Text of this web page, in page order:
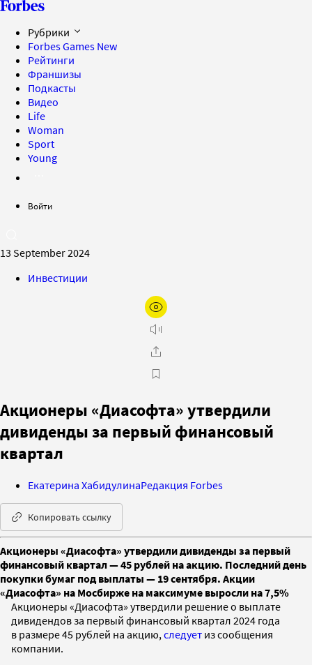
Рубрики
Forbes Games New
Рейтинги
Франшизы
Подкасты
Видео
Life
Woman
Sport
Young
Войти
13 September 2024
Инвестиции
Акционеры «Диасофта» утвердили
дивиденды за первый финансовый
квартал
Екатерина ХабидулинаРедакция Forbes
Копировать ссылку
Акционеры «Диасофта» утвердили дивиденды за первый
финансовый квартал — 45 рублей на акцию. Последний день
покупки бумаг под выплаты — 19 сентября. Акции
«Диасофта» на Мосбирже на максимуме выросли на 7,5%
Акционеры «Диасофта» утвердили решение о выплате
дивидендов за первый финансовый квартал 2024 года
в размере 45 рублей на акцию, следует из сообщения
компании.